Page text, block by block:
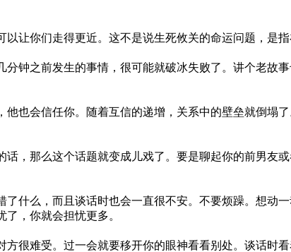
让你们走得更近。这不是说生死攸关的命运问题，是
分钟之前发生的事情，很可能就破冰失败了。讲个老故
也会信任你。随着互信的递增，关系中的壁垒就倒塌
，那么这个话题就变成儿戏了。要是聊起你的前男友
什么，而且谈话时也会一直很不安。不要烦躁。想动
，你就会担忧更多。
很难受。过一会就要移开你的眼神看看别处。谈话时